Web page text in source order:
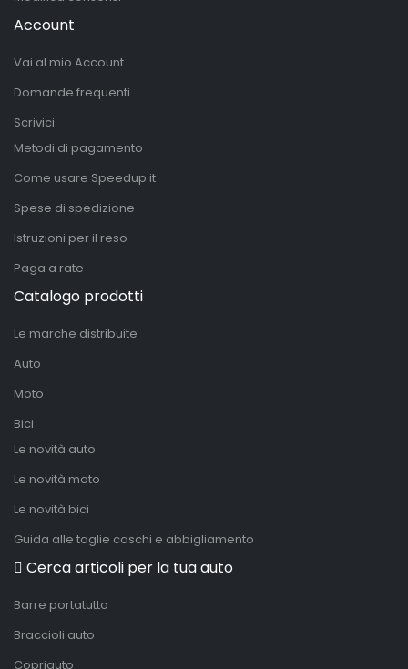
Account
Vai al mio Account
Domande frequenti
Scrivici
Metodi di pagamento
Come usare Speedup.it
Spese di spedizione
Istruzioni per il reso
Paga a rate
Catalogo prodotti
Le marche distribuite
Auto
Moto
Bici
Le novità auto
Le novità moto
Le novità bici
Guida alle taglie caschi e abbigliamento
Cerca articoli per la tua auto
Barre portatutto
Braccioli auto
Copriauto